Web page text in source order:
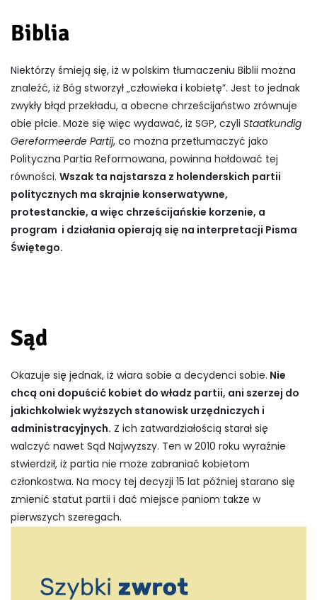
Biblia
Niektórzy śmieją się, iż w polskim tłumaczeniu Biblii można
znaleźć, iż Bóg stworzył „człowieka i kobietę”. Jest to jednak
zwykły błąd przekładu, a obecne chrześcijaństwo zrównuje
obie płcie. Może się więc wydawać, iż SGP, czyli Staatkundig
Gereformeerde Partij, co można przetłumaczyć jako
Polityczna Partia Reformowana, powinna hołdować tej
równości. Wszak ta najstarsza z holenderskich partii
politycznych ma skrajnie konserwatywne,
protestanckie, a więc chrześcijańskie korzenie, a
program i działania opierają się na interpretacji Pisma
Świętego.
Sąd
Okazuje się jednak, iż wiara sobie a decydenci sobie. Nie
chcą oni dopuścić kobiet do władz partii, ani szerzej do
jakichkolwiek wyższych stanowisk urzędniczych i
administracyjnych. Z ich zatwardziałością starał się
walczyć nawet Sąd Najwyższy. Ten w 2010 roku wyraźnie
stwierdził, iż partia nie może zabraniać kobietom
członkostwa. Na mocy tej decyzji 15 lat później starano się
zmienić statut partii i dać miejsce paniom także w
pierwszych szeregach.